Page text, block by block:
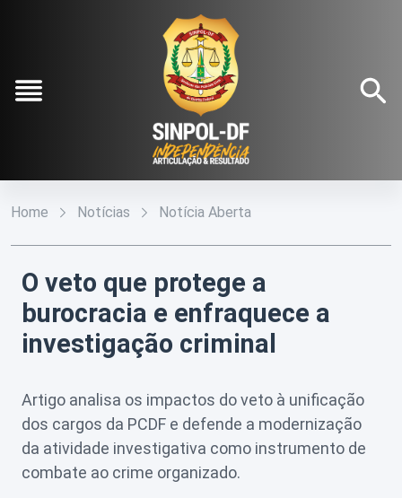
Pular para o Conteúdo principal
Sinpol-
Diretoria
Executiva
Estatuto
Social
Perguntas
Frequentes
Notícias
Galeria
Fale
Filie-
se
se
Home Notícias Notícia Aberta
O veto que protege a
burocracia e enfraquece a
investigação criminal
Artigo analisa os impactos do veto à unificação
dos cargos da PCDF e defende a modernização
da atividade investigativa como instrumento de
combate ao crime organizado.